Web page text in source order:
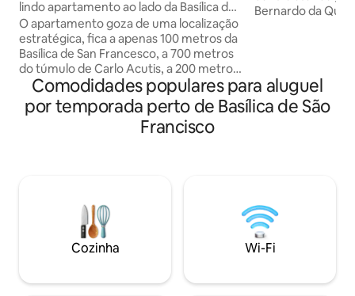
lindo apartamento ao lado da Basílica de
São Francisco
O apartamento goza de uma localização
estratégica, fica a apenas 100 metros da
Basílica de San Francesco, a 700 metros
do túmulo de Carlo Acutis, a 200 metros
do estacionamento seguro 'Saba
Giovanni Paolo II' e a uma curta
caminhada do ponto de ônibus e táxi. As
janelas espaçosas tornam o ambiente
Mobiliário moderno misturado com
elementos históricos formam uma
acomodação única.
Bernardo da
San Rufino e 750
Francesco. Vi
benvenuto
Comodidades populares para aluguel
por temporada perto de Basílica de São
Francisco
Cozinha Wi-Fi